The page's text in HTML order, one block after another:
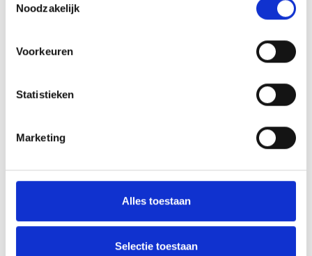
Noodzakelijk
Voorkeuren
Statistieken
Marketing
Alles toestaan
Selectie toestaan